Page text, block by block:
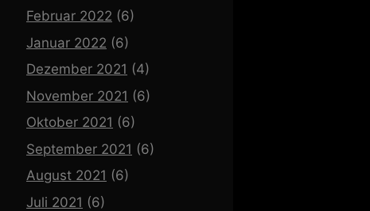
Februar 2022 (6)
Januar 2022 (6)
Dezember 2021 (4)
November 2021 (6)
Oktober 2021 (6)
September 2021 (6)
August 2021 (6)
Juli 2021 (6)